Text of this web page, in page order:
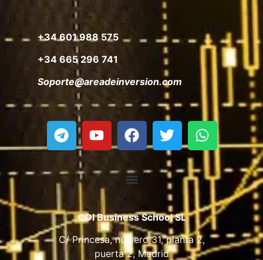
+34 601 988 575
+34 665 296 741
Soporte@areadeinversion.com
CDI Business School SL
C/ Princesa, número 31, planta 2,
puerta 2, Madrid